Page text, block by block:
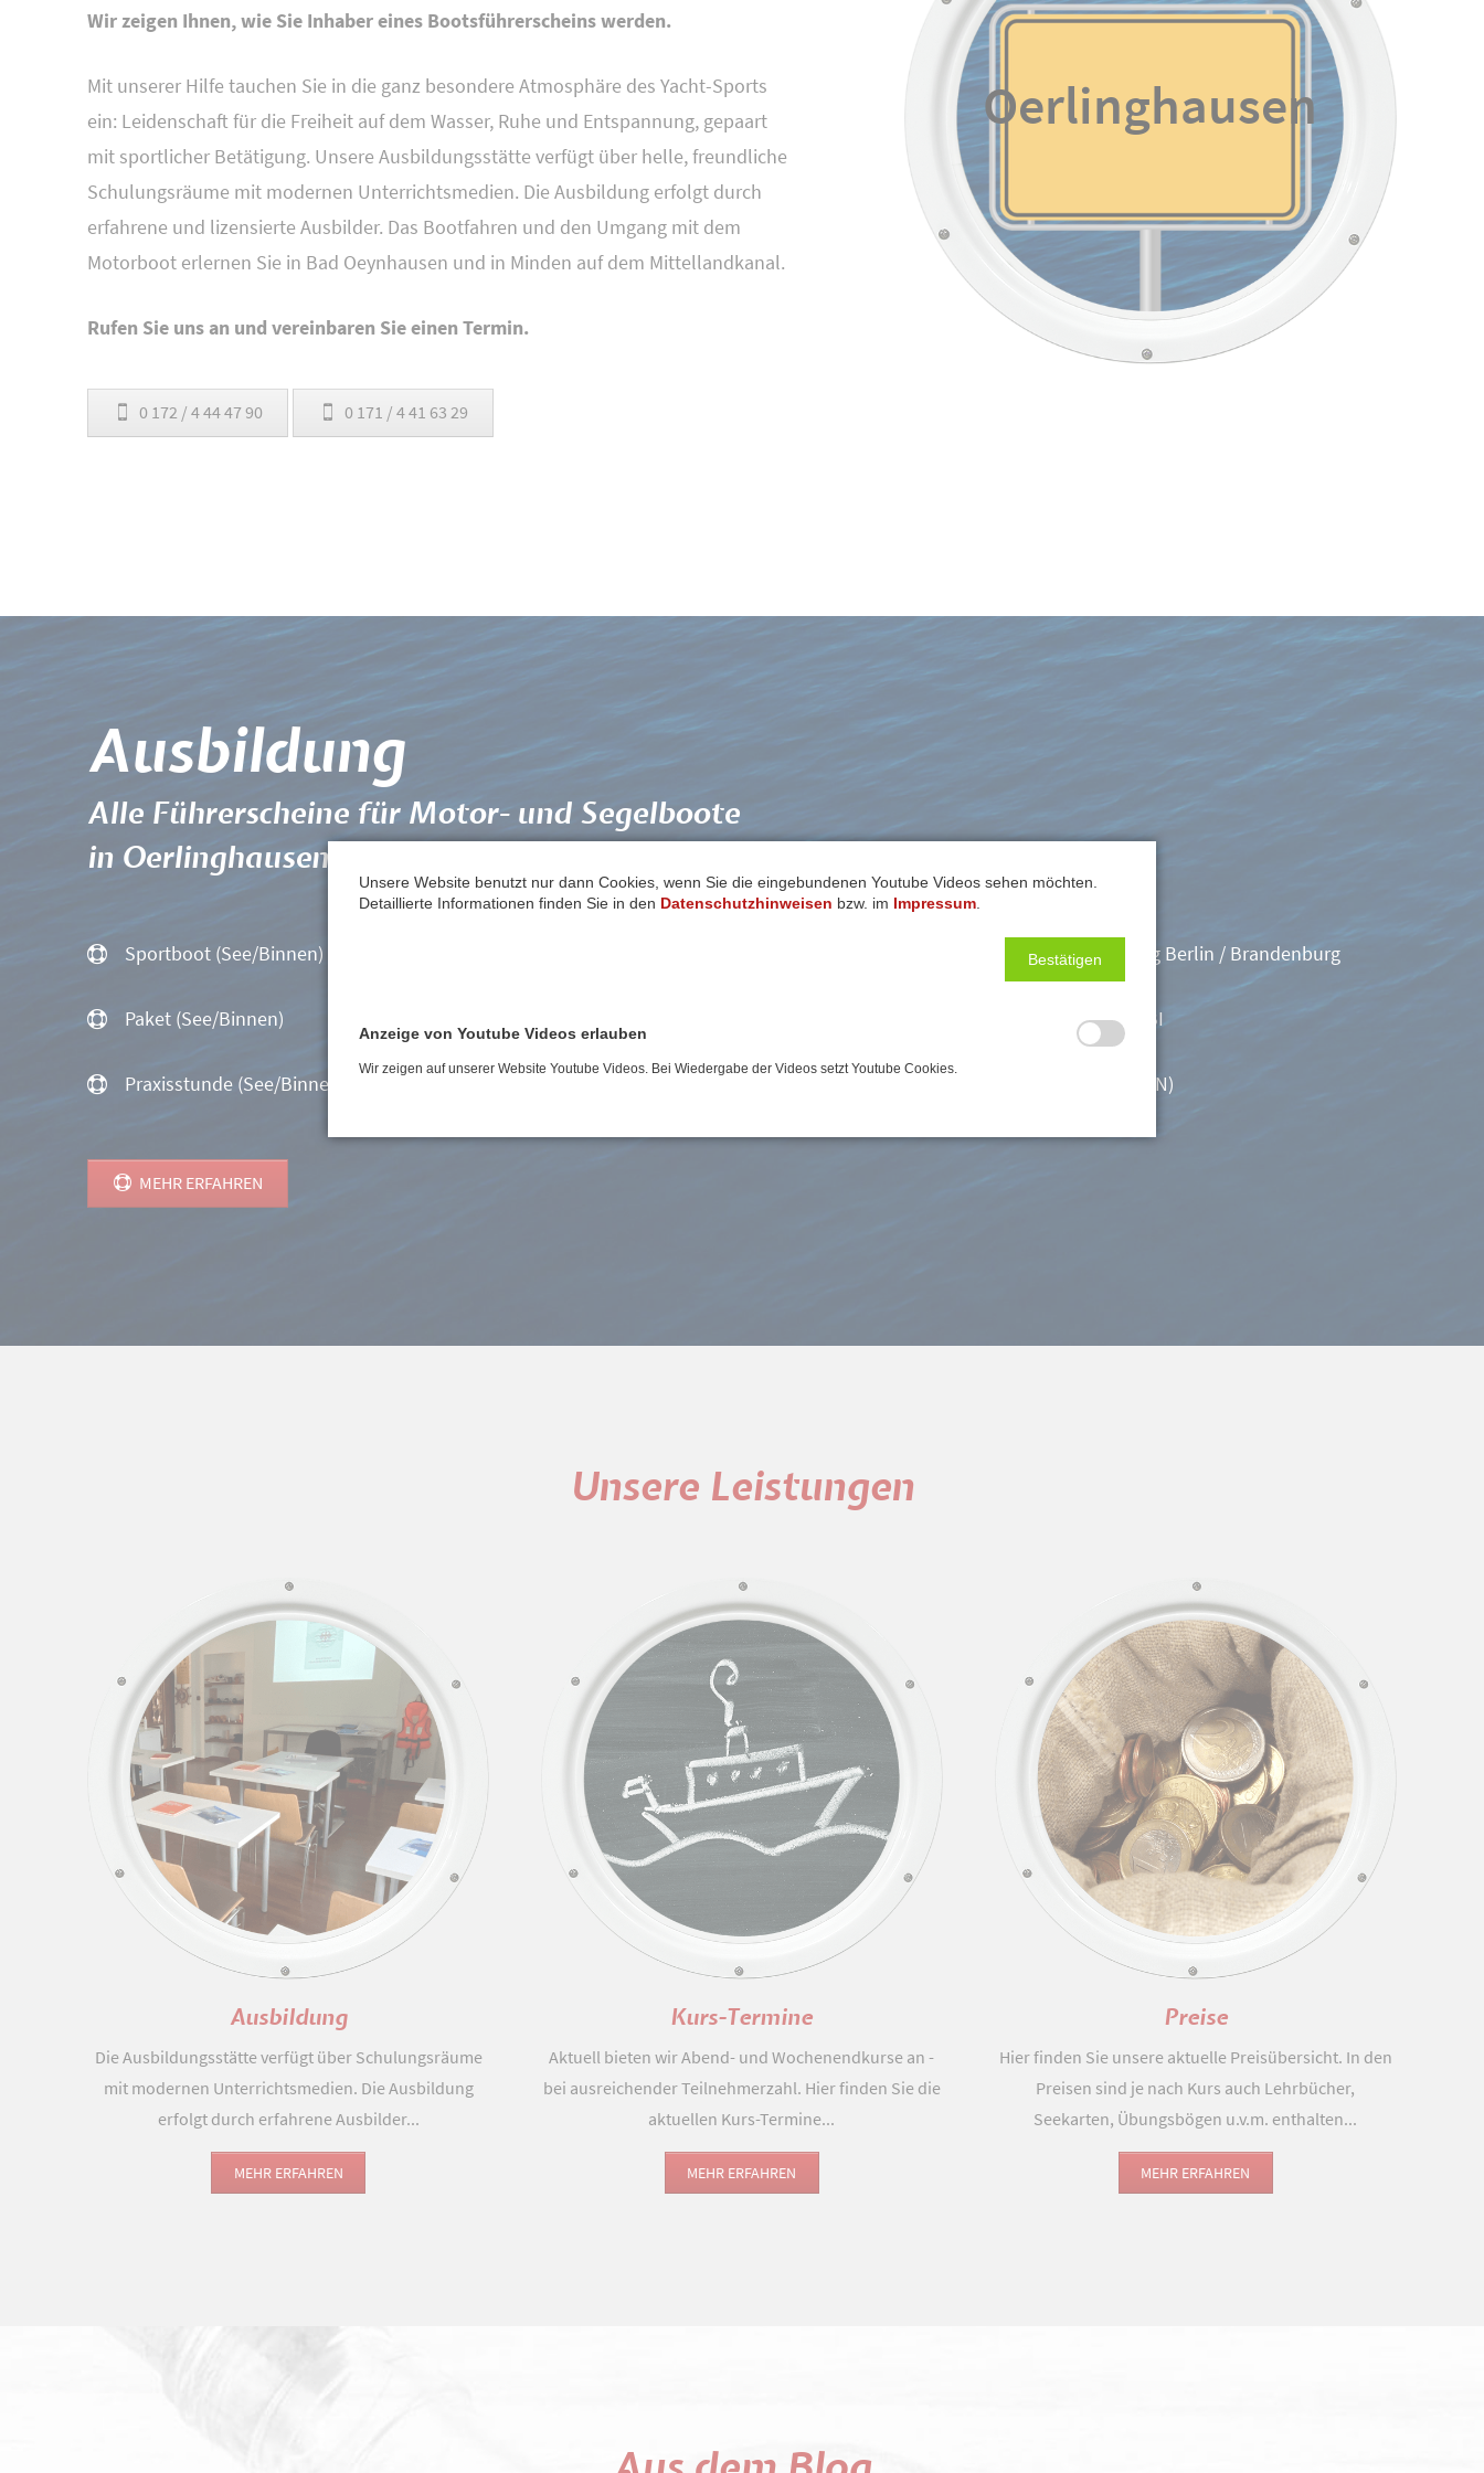
Wir zeigen Ihnen, wie Sie Inhaber eines Bootsführerscheins werden.
Mit unserer Hilfe tauchen Sie in die ganz besondere Atmosphäre des Yacht-Sports
ein: Leidenschaft für die Freiheit auf dem Wasser, Ruhe und Entspannung, gepaart
mit sportlicher Betätigung. Unsere Ausbildungsstätte verfügt über helle, freundliche
Schulungsräume mit modernen Unterrichtsmedien. Die Ausbildung erfolgt durch
erfahrene und lizensierte Ausbilder. Das Bootfahren und den Umgang mit dem
Motorboot erlernen Sie in Bad Oeynhausen und in Minden auf dem Mittellandkanal.
Rufen Sie uns an und vereinbaren Sie einen Termin.
0 172 / 4 44 47 90 0 171 / 4 41 63 29
Oerlinghausen
Ausbildung
Alle Führerscheine für Motor- und Segelboote
in Oerlinghausen und Umgebung
Sportboot (See/Binnen)
Paket (See/Binnen)
Praxisstunde (See/Binnen) Prüfungsfahrt (See/Binnen)
Skippertraining Berlin / Brandenburg
Funkschein UBI
Pyroschein (FKN)
MEHR ERFAHREN
Unsere Leistungen
Ausbildung
Die Ausbildungsstätte verfügt über Schulungsräume
mit modernen Unterrichtsmedien. Die Ausbildung
erfolgt durch erfahrene Ausbilder...
MEHR ERFAHREN
Kurs-Termine
Aktuell bieten wir Abend- und Wochenendkurse an -
bei ausreichender Teilnehmerzahl. Hier finden Sie die
aktuellen Kurs-Termine...
MEHR ERFAHREN
Preise
Hier finden Sie unsere aktuelle Preisübersicht. In den
Preisen sind je nach Kurs auch Lehrbücher,
Seekarten, Übungsbögen u.v.m. enthalten...
MEHR ERFAHREN
Unsere Website benutzt nur dann Cookies, wenn Sie die eingebundenen Youtube Videos sehen möchten.
Detaillierte Informationen finden Sie in den Datenschutzhinweisen bzw. im Impressum
Bestätigen
Anzeige von Youtube Videos erlauben
Wir zeigen auf unserer Website Youtube Videos. Bei Wiedergabe der Videos setzt Youtube Cookies.